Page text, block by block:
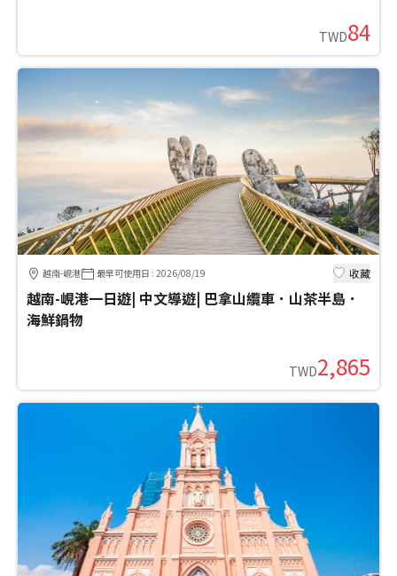
TWD84
越南-峴港 最早可使用日 : 2026/08/19 收藏
越南-峴港一日遊| 中文導遊| 巴拿山纜車．山茶半島．
海鮮鍋物
TWD2,865